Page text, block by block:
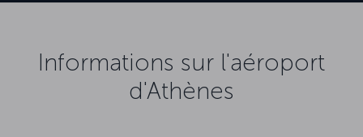
Informations sur l'aéroport
d'Athènes